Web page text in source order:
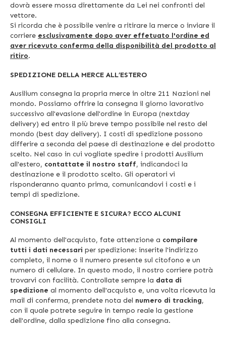
dovrà essere mossa direttamente da Lei nei confronti del
vettore.
Si ricorda che è possibile venire a ritirare la merce o inviare il
corriere esclusivamente dopo aver effetuato l'ordine ed
aver ricevuto conferma della disponibilità del prodotto al
ritiro.
SPEDIZIONE DELLA MERCE ALL’ESTERO
Ausilium consegna la propria merce in oltre 211 Nazioni nel
mondo. Possiamo offrire la consegna il giorno lavorativo
successivo all'evasione dell'ordine in Europa (nextday
delivery) ed entro il più breve tempo possibile nel resto del
mondo (best day delivery). I costi di spedizione possono
differire a seconda del paese di destinazione e del prodotto
scelto. Nel caso in cui vogliate spedire i prodotti Ausilium
all'estero, contattate il nostro staff, indicandoci la
destinazione e il prodotto scelto. Gli operatori vi
risponderanno quanto prima, comunicandovi i costi e i
tempi di spedizione.
CONSEGNA EFFICIENTE E SICURA? ECCO ALCUNI
CONSIGLI
Al momento dell'acquisto, fate attenzione a compilare
tutti i dati necessari per spedizione: inserite l'indirizzo
completo, il nome o il numero presente sul citofono e un
numero di cellulare. In questo modo, il nostro corriere potrà
trovarvi con facilità. Controllate sempre la data di
spedizione al momento dell'acquisto e, una volta ricevuta la
mail di conferma, prendete nota del numero di tracking,
con il quale potrete seguire in tempo reale la gestione
dell'ordine, dalla spedizione fino alla consegna.